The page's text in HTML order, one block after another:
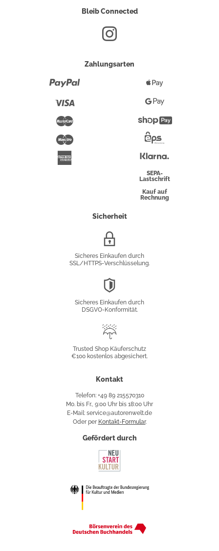
Bleib Connected
Zahlungsarten
Maestro
Pay
Google
Pay
Überweisung
SEPA-
Lastschrift
Kauf auf
Rechnung
Sicherheit
Sicheres Einkaufen durch
SSL/HTTPS-Verschlüsselung.
Sicheres Einkaufen durch
DSGVO-Konformität.
Käuferschutz
Trusted Shop Käuferschutz
€100 kostenlos abgesichert.
Kontakt
Telefon: +49 89 215570310
Mo. bis Fr., 9:00 Uhr bis 18:00 Uhr
E-Mail: service@autorenwelt.de
Oder per Kontakt-Formular.
Gefördert durch